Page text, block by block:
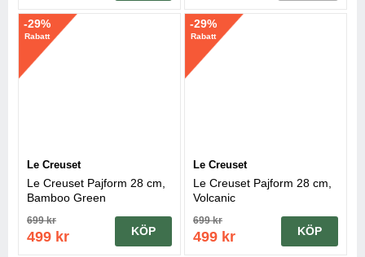
-29%
Rabatt
Le Creuset
Le Creuset Pajform 28 cm,
Bamboo Green
699 kr
499 kr KÖP
-29%
Rabatt
Le Creuset
Le Creuset Pajform 28 cm,
Volcanic
699 kr
499 kr KÖP